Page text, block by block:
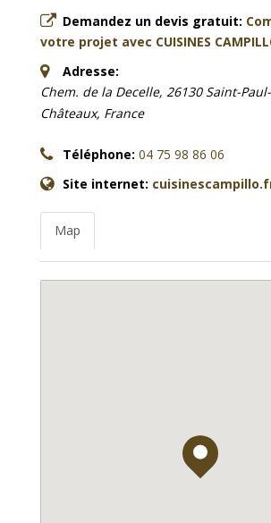
Demandez un devis gratuit:
votre projet avec CUISINES
Adresse:
Chem. de la Decelle, 26130 Saint-
Châteaux, France
Téléphone: 04 75 98 86 06
Site internet:
Map